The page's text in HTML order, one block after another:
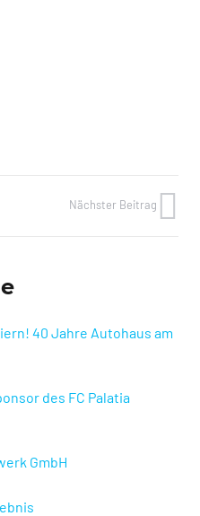
akzeptieren
Nächster Beitrag
40 Jahre Autohaus am
des FC Palatia
GmbH